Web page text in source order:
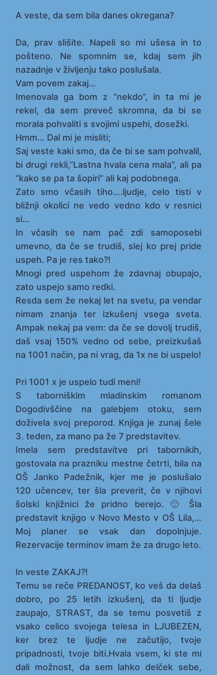
A veste, da sem bila danes okregana?
Da, prav slišite. Napeli so mi ušesa in to
pošteno. Ne spomnim se, kdaj sem jih
nazadnje v življenju tako poslušala.
Vam povem zakaj…
Imenovala ga bom z “nekdo”, in ta mi je
rekel, da sem preveč skromna, da bi se
morala pohvaliti s svojimi uspehi, dosežki.
Hmm… Dal mi je misliti;
Saj veste kaki smo, da če bi se sam pohvalil,
bi drugi rekli,”Lastna hvala cena mala”, ali pa
“kako se pa ta šopiri” ali kaj podobnega.
Zato smo včasih tiho….ljudje, celo tisti v
bližnji okolici ne vedo vedno kdo v resnici
si…
In včasih se nam pač zdi samoposebi
umevno, da če se trudiš, slej ko prej pride
uspeh. Pa je res tako?!
Mnogi pred uspehom že zdavnaj obupajo,
zato uspejo samo redki.
Resda sem že nekaj let na svetu, pa vendar
nimam znanja ter izkušenj vsega sveta.
Ampak nekaj pa vem: da če se dovolj trudiš,
daš vsaj 150% vedno od sebe, preizkušaš
na 1001 način, pa ni vrag, da 1x ne bi uspelo!
Pri 1001 x je uspelo tudi meni!
S taborniškim mladinskim romanom
Dogodivščine na galebjem otoku, sem
doživela svoj preporod. Knjiga je zunaj šele
3. teden, za mano pa že 7 predstavitev.
Imela sem predstavitve pri tabornikih,
gostovala na prazniku mestne četrti, bila na
OŠ Janko Padežnik, kjer me je poslušalo
120 učencev, ter šla preverit, če v njihovi
šolski knjižnici že pridno berejo. 🙂 Šla
predstavit knjigo v Novo Mesto v OŠ Lila,…
Moj planer se vsak dan dopolnjuje.
Rezervacije terminov imam že za drugo leto.
In veste ZAKAJ?!
Temu se reče PREDANOST, ko veš da delaš
dobro, po 25 letih izkušenj, da ti ljudje
zaupajo, STRAST, da se temu posvetiš z
vsako celico svojega telesa in LJUBEZEN,
ker brez te ljudje ne začutijo, tvoje
pripadnosti, tvoje biti.Hvala vsem, ki ste mi
dali možnost, da sem lahko delček sebe,